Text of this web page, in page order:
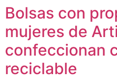
Bolsas con
mujeres de
confeccionan
reciclable